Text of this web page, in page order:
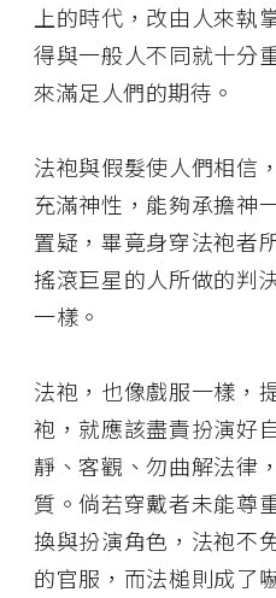
上的時代，改由人來執
得與一般人不同就十分
來滿足人們的期待。
法袍與假髮使人們相信
充滿神性，能夠承擔神
置疑，畢竟身穿法袍者
搖滾巨星的人所做的判
一樣。
法袍，也像戲服一樣，
袍，就應該盡責扮演好
靜、客觀、勿曲解法律
質。倘若穿戴者未能尊
換與扮演角色，法袍不
的官服，而法槌則成了